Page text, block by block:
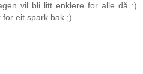
vil bli litt enklere for alle då :)
eit spark bak ;)